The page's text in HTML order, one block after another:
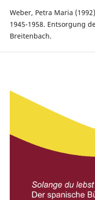
Weber, Petra Maria
1945-1958. Entsorgung
Breitenbach.